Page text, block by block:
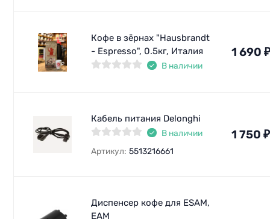
Кофе в зёрнах "Hausbrandt
- Espresso", 0.5кг, Италия
В наличии
1 690 ₽
Кабель питания Delonghi
В наличии
Артикул: 5513216661
1 750 ₽
Диспенсер кофе для ESAM,
EAM